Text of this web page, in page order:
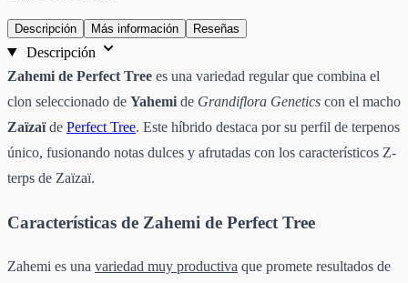
Descripción Más información Reseñas
Descripción
Zahemi de Perfect Tree es una variedad regular que combina el
clon seleccionado de Yahemi de Grandiflora Genetics con el macho
Zaïzaïde Perfect Tree. Este híbrido destaca por su perfil de terpenos
único, fusionando notas dulces y afrutadas con los característicos Z-
terps de Zaïzaï.
Características de Zahemi de Perfect Tree
Zahemi es una variedad muy productiva que promete resultados de